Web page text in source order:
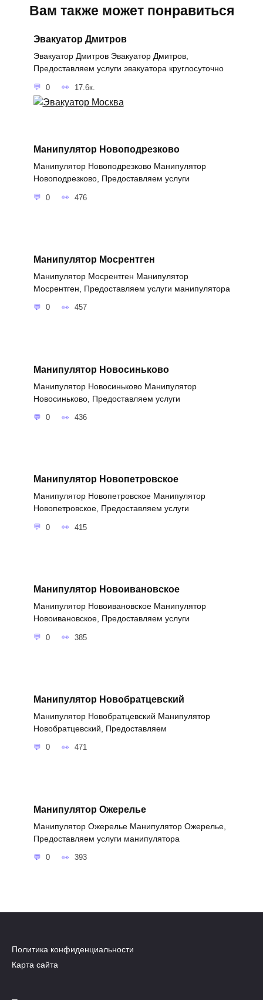
Вам также может понравиться
Эвакуатор Дмитров
Эвакуатор Дмитров Эвакуатор Дмитров,
Предоставляем услуги эвакуатора круглосуточно
0 17.6к.
Манипулятор Новоподрезково
Манипулятор Новоподрезково Манипулятор
Новоподрезково, Предоставляем услуги
0 476
Манипулятор Мосрентген
Манипулятор Мосрентген Манипулятор
Мосрентген, Предоставляем услуги манипулятора
0 457
Манипулятор Новосиньково
Манипулятор Новосиньково Манипулятор
Новосиньково, Предоставляем услуги
0 436
Манипулятор Новопетровское
Манипулятор Новопетровское Манипулятор
Новопетровское, Предоставляем услуги
0 415
Манипулятор Новоивановское
Манипулятор Новоивановское Манипулятор
Новоивановское, Предоставляем услуги
0 385
Манипулятор Новобратцевский
Манипулятор Новобратцевский Манипулятор
Новобратцевский, Предоставляем
0 471
Манипулятор Ожерелье
Манипулятор Ожерелье Манипулятор Ожерелье,
Предоставляем услуги манипулятора
0 393
Политика конфиденциальности
Карта сайта